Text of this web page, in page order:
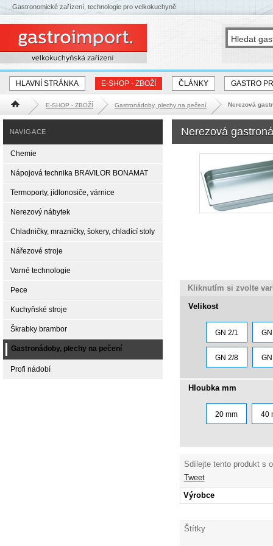
HLAVNÍ STRÁNKA E-SHOP - ZBOŽÍ ČLÁNKY GASTRO
Hlavní stránka E-SHOP - ZBOŽÍ Gastronádoby, plechy na pečení Nerezová
Nerezová
Kliknutím si zvolte
Velikost
GN 2/1
GN 2/8
Hloubka mm
20 mm 40
Sdílejte tento produkt s
Tweet
Výrobce
Štítky
NAVIGACE
Chemie
Nápojová technika BRAVILOR BONAMAT
Termoporty, jídlonosiče, várnice
Nerezový nábytek
Chladničky, mrazničky, šokery, chladící stoly
Nářezové stroje
Varné technologie
Pece
Kuchyňské stroje
Škrabky brambor
Gastronádoby, plechy na pečení
Profi nádobí
Gastronomické zařízení, technologie pro velkokuchyně